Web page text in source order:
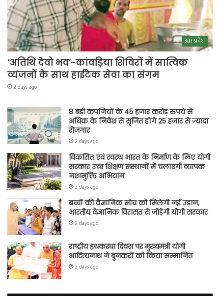
उत्तर प्रदेश
‘अतिथि देवो भव’-कांवड़िया शिविरों में सात्विक
व्यंजनों के साथ हाईटेक सेवा का संगम
2 days ago
8 बड़ी कंपनियों के 45 हजार करोड़ रुपये से
अधिक के निवेश से सृजित होंगे 25 हजार से ज्यादा
रोजगार
2 days ago
विकसित एवं स्वस्थ भारत के निर्माण के लिए योगी
सरकार उच्च शिक्षण संस्थानों में चलाएगी व्यापक
नशामुक्ति अभियान
2 days ago
बच्चों की वैज्ञानिक सोच को मिलेगी नई उड़ान,
भारतीय वैज्ञानिक विरासत से जोड़ेगी योगी सरकार
2 days ago
राष्ट्रीय हथकरघा दिवस पर मुख्यमंत्री योगी
आदित्यनाथ ने बुनकरों को किया सम्मानित
2 days ago